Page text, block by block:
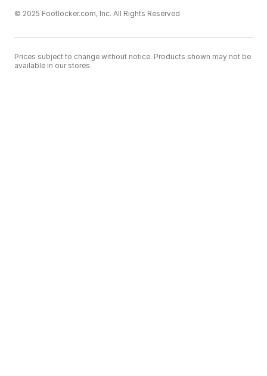
© 2025 Footlocker.com, Inc. All Rights Reserved
Prices subject to change without notice. Products shown may not be
available in our stores.